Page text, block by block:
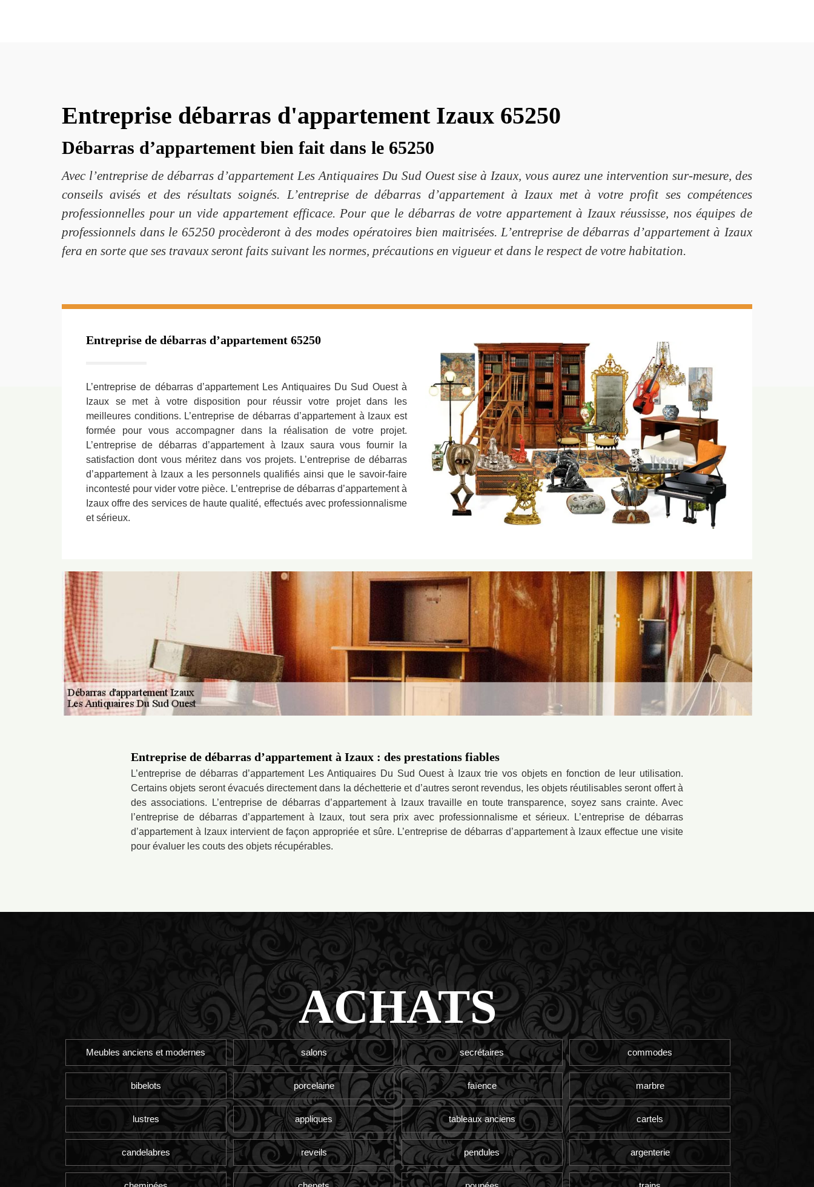
Entreprise débarras d'appartement Izaux 65250
Débarras d’appartement bien fait dans le 65250
Avec l’entreprise de débarras d’appartement Les Antiquaires Du Sud Ouest sise à Izaux, vous aurez une intervention sur-mesure, des
conseils avisés et des résultats soignés. L’entreprise de débarras d’appartement à Izaux met à votre profit ses compétences
professionnelles pour un vide appartement efficace. Pour que le débarras de votre appartement à Izaux réussisse, nos équipes de
professionnels dans le 65250 procèderont à des modes opératoires bien maitrisées. L’entreprise de débarras d’appartement à Izaux
fera en sorte que ses travaux seront faits suivant les normes, précautions en vigueur et dans le respect de votre habitation.
Entreprise de débarras d’appartement 65250
L’entreprise de débarras d’appartement Les Antiquaires Du Sud Ouest à
Izaux se met à votre disposition pour réussir votre projet dans les
meilleures conditions. L’entreprise de débarras d’appartement à Izaux est
formée pour vous accompagner dans la réalisation de votre projet.
L’entreprise de débarras d’appartement à Izaux saura vous fournir la
satisfaction dont vous méritez dans vos projets. L’entreprise de débarras
d’appartement à Izaux a les personnels qualifiés ainsi que le savoir-faire
incontesté pour vider votre pièce. L’entreprise de débarras d’appartement à
Izaux offre des services de haute qualité, effectués avec professionnalisme
et sérieux.
Entreprise de débarras d’appartement à Izaux : des prestations fiables
L’entreprise de débarras d’appartement Les Antiquaires Du Sud Ouest à Izaux trie vos objets en fonction de leur utilisation.
Certains objets seront évacués directement dans la déchetterie et d’autres seront revendus, les objets réutilisables seront offert à
des associations. L’entreprise de débarras d’appartement à Izaux travaille en toute transparence, soyez sans crainte. Avec
l’entreprise de débarras d’appartement à Izaux, tout sera prix avec professionnalisme et sérieux. L’entreprise de débarras
d’appartement à Izaux intervient de façon appropriée et sûre. L’entreprise de débarras d’appartement à Izaux effectue une visite
pour évaluer les couts des objets récupérables.
ACHATS
Meubles anciens et modernes salons secrétaires commodes
bibelots porcelaine faïence marbre
lustres appliques tableaux anciens cartels
candelabres reveils pendules argenterie